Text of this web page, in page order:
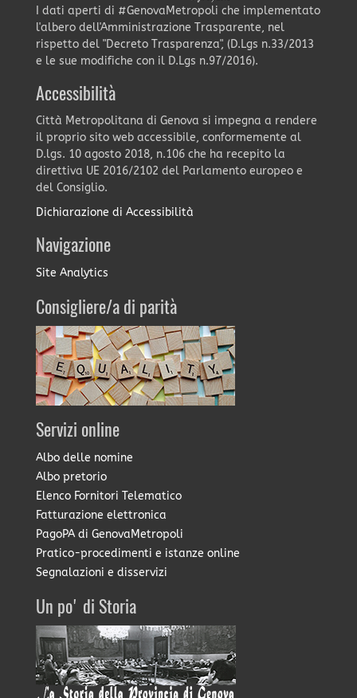
I dati aperti di #GenovaMetropoli che implementato
l'albero dell'Amministrazione Trasparente, nel
rispetto del "Decreto Trasparenza", (D.Lgs n.33/2013
e le sue modifiche con il D.Lgs n.97/2016).
Accessibilità
Città Metropolitana di Genova si impegna a rendere
il proprio sito web accessibile, conformemente al
D.lgs. 10 agosto 2018, n.106 che ha recepito la
direttiva UE 2016/2102 del Parlamento europeo e
del Consiglio.
Dichiarazione di Accessibilità
Navigazione
Site Analytics
Consigliere/a di parità
Servizi online
Albo delle nomine
Albo pretorio
Elenco Fornitori Telematico
Fatturazione elettronica
PagoPA di GenovaMetropoli
Pratico-procedimenti e istanze online
Segnalazioni e disservizi
Un po' di Storia